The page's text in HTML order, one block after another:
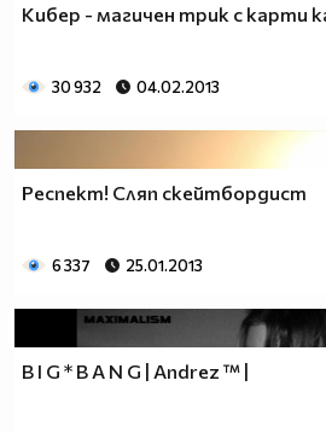
Кибер - магичен трик с карти
30 932 04.02.2013
Респект! Сляп скейтбордист
6 337 25.01.2013
B I G * B A N G | Andrez ™ |